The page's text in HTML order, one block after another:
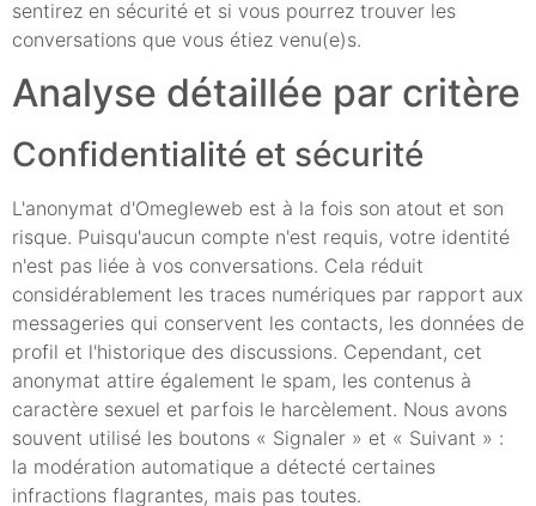
sentirez en sécurité et si vous pourrez trouver les
conversations que vous étiez venu(e)s.
Analyse détaillée par critère
Confidentialité et sécurité
L'anonymat d'Omegleweb est à la fois son atout et son
risque. Puisqu'aucun compte n'est requis, votre identité
n'est pas liée à vos conversations. Cela réduit
considérablement les traces numériques par rapport aux
messageries qui conservent les contacts, les données de
profil et l'historique des discussions. Cependant, cet
anonymat attire également le spam, les contenus à
caractère sexuel et parfois le harcèlement. Nous avons
souvent utilisé les boutons « Signaler » et « Suivant » :
la modération automatique a détecté certaines
infractions flagrantes, mais pas toutes.